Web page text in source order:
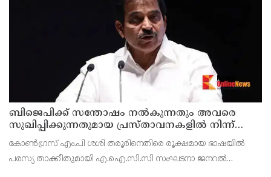
ബിജെപിക്ക് സന്തോഷം നൽകുന്നതും അവരെ
സുഖിപ്പിക്കുന്നതുമായ പ്രസ്താവനകളിൽ നിന്ന്
കോൺഗ്രസ് നേതാക്കൾ ഒഴിഞ്ഞുമാറണം ; ശശി
തരൂരിനെതിരെ കെ.സി. വേണുഗോപാൽ
കോൺഗ്രസ് എം.പി ശശി തരൂരിനെതിരെ രൂക്ഷമായ ഭാഷയിൽ
പരസ്യ താക്കീതുമായി എ.ഐ.സി.സി സംഘടനാ ജനറൽ